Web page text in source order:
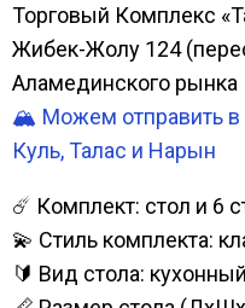
Торговый Комплекс
Жибек-Жолу 124
Аламединского рынка
🏔️ Можем отправить
Куль, Талас и Нарын
☄️ Комплект: стол и 6
💫 Стиль комплекта:
🔰 Вид стола: кухонный